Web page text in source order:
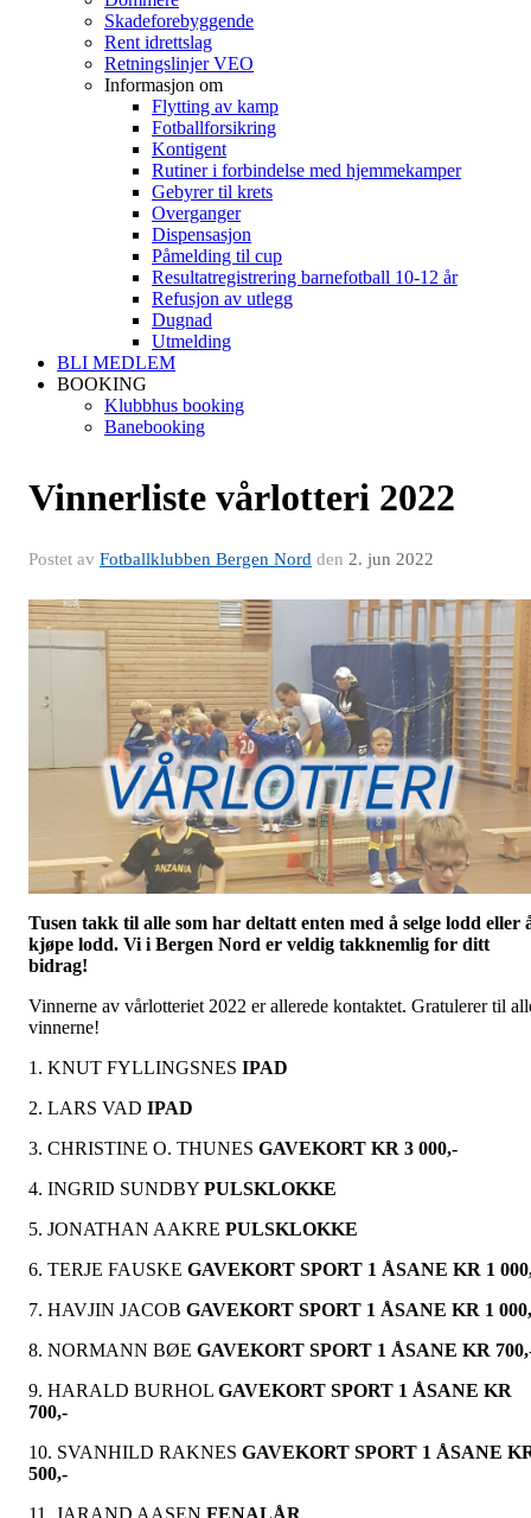
Skadeforebyggende
Rent idrettslag
Retningslinjer VEO
Informasjon om
Flytting av kamp
Fotballforsikring
Kontigent
Rutiner i forbindelse med hjemmekamper
Gebyrer til krets
Overganger
Dispensasjon
Påmelding til cup
Resultatregistrering barnefotball 10-12 år
Refusjon av utlegg
Dugnad
Utmelding
BLI MEDLEM
BOOKING
Klubbhus booking
Banebooking
Vinnerliste vårlotteri 2022
Postet av Fotballklubben Bergen Nord den 2. jun 2022
Tusen takk til alle som har deltatt enten med å selge lodd eller
kjøpe lodd. Vi i Bergen Nord er veldig takknemlig for ditt
bidrag!
Vinnerne av vårlotteriet 2022 er allerede kontaktet. Gratulerer til
vinnerne!
1. KNUT FYLLINGSNES IPAD
2. LARS VAD IPAD
3. CHRISTINE O. THUNES GAVEKORT KR 3 000,-
4. INGRID SUNDBY PULSKLOKKE
5. JONATHAN AAKRE PULSKLOKKE
6. TERJE FAUSKE GAVEKORT SPORT 1 ÅSANE KR 1
7. HAVJIN JACOB GAVEKORT SPORT 1 ÅSANE KR 1
8. NORMANN BØE GAVEKORT SPORT 1 ÅSANE KR 700,
9. HARALD BURHOL GAVEKORT SPORT 1 ÅSANE KR
700,-
10. SVANHILD RAKNES GAVEKORT SPORT 1 ÅSANE
500,-